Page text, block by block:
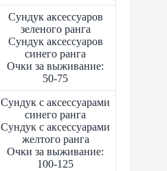
Сундук аксессуаров
зеленого ранга
Сундук аксессуаров
синего ранга
Очки за выживание:
50-75
Сундук с аксессуарами
синего ранга
Сундук с аксессуарами
желтого ранга
Очки за выживание:
100-125